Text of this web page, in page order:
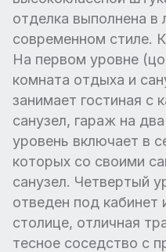
отделка выполнена в
современном стиле.
На первом уровне
комната отдыха и
занимает гостиная с
санузел, гараж на
уровень включает в
которых со своими
санузел. Четвертый
отведен под кабинет
столице, отличная
тесное соседство с